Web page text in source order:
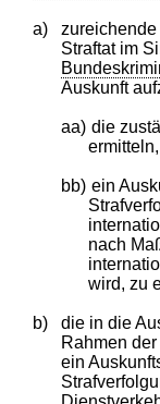
a)
Straftat im
Auskunft
aa) die
bb) ein
nach
wird, zu
b)
die in die
Rahmen
ein